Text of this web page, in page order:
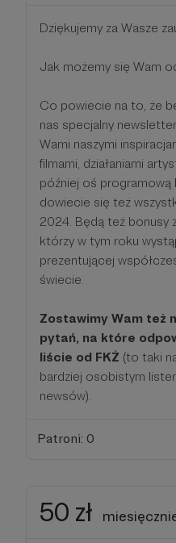
Dziękujemy za Wasze
Jak możemy się Wam
Co powiecie na to, że
nas specjalny
Wami naszymi
filmami, działaniami
później oś programową
dowiecie się też
2024. Będą też bonusy
którzy w tym roku
prezentującej
świecie.
Zostawimy Wam też
pytań, na które
liście od FKŻ (to taki
bardziej osobistym
newsów).
Patroni: 0
50 zł